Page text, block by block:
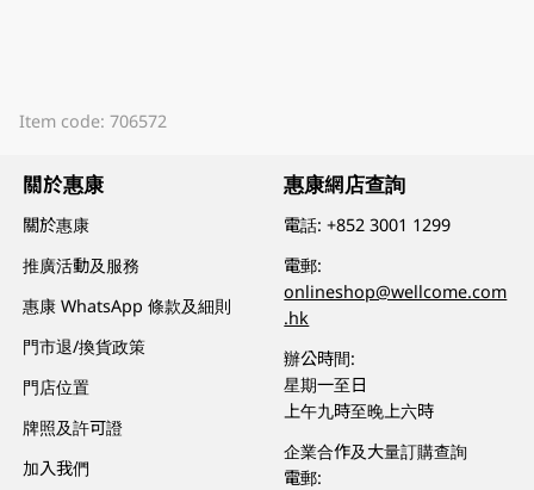
Item code: 706572
關於惠康
關於惠康
推廣活動及服務
惠康 WhatsApp 條款及細則
門市退/換貨政策
門店位置
牌照及許可證
加入我們
惠康網店查詢
電話:+852 3001 1299
電郵:
onlineshop@wellcome.com
.hk
辦公時間:
星期一至日
上午九時至晚上六時
企業合作及大量訂購查詢
電郵: